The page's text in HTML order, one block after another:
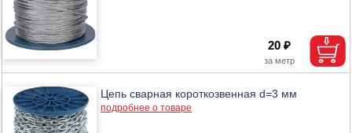
20 ₽
Цепь сварная короткозвенная d=3 мм
подробнее о товаре